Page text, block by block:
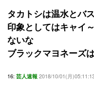
タカトシは温水とバ
印象としてはキャイ
ないな
ブラックマヨネーズ
16: 芸人速報 2018/10/01(月